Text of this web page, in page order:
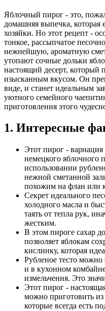
Яблочный пирог - это,
домашняя выпечка, которая
хозяйки. Но этот рецепт -
тонкое, рассыпчатое
нежнейшую, ароматную
утопают сочные дольки
настоящий десерт, который
изысканным вкусом. Он
виде, и станет идеальным
уютного семейного
приготовления этого
1. Интересные
Этот пирог - вариация
немецкого яблочного
использовании
нежной сметанной
похожим на флан или
Секрет идеального
холодного масла и
таять от тепла рук,
жестким.
В этом пироге сахар
позволяет яблокам
кислинку, которая
Рубленое тесто
и в кухонном
измельчения. Это
Этот пирог -
можно приготовить
которые всегда есть